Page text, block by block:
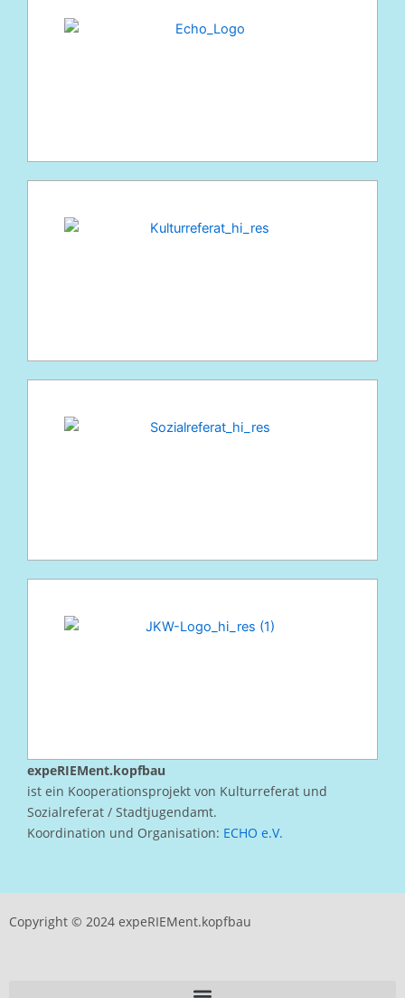
expeRIEMent.kopfbau
ist ein Kooperationsprojekt von Kulturreferat und
Sozialreferat / Stadtjugendamt.
Koordination und Organisation: ECHO e.V.
Copyright © 2024 expeRIEMent.kopfbau